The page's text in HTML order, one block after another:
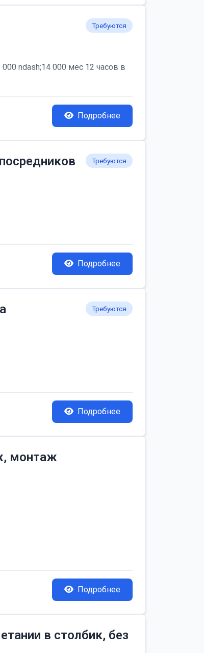
Требуются
ndash;14 000 мес 12 часов в
Подробнее
Требуются
Подробнее
Требуются
Подробнее
монтаж
Подробнее
в столбик, без